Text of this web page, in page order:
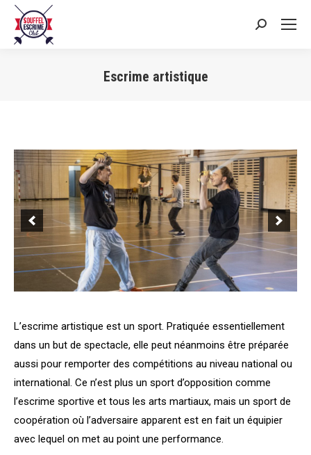
Search:
Escrime artistique
L’escrime artistique est un sport. Pratiquée essentiellement
dans un but de spectacle, elle peut néanmoins être préparée
aussi pour remporter des compétitions au niveau national ou
international. Ce n’est plus un sport d’opposition comme
l’escrime sportive et tous les arts martiaux, mais un sport de
coopération où l’adversaire apparent est en fait un équipier
avec lequel on met au point une performance.